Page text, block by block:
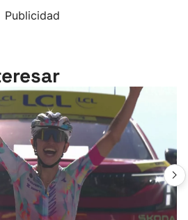
Publicidad